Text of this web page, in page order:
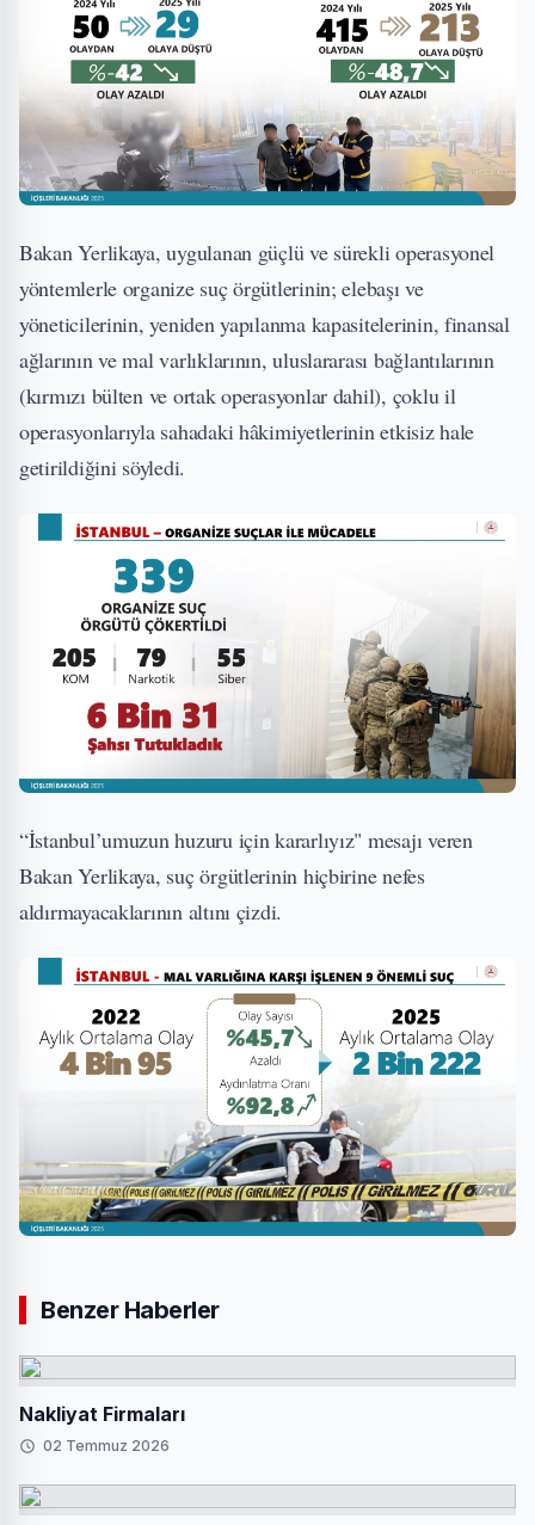
Bakan Yerlikaya, uygulanan güçlü ve sürekli operasyonel
yöntemlerle organize suç örgütlerinin; elebaşı ve
yöneticilerinin, yeniden yapılanma kapasitelerinin, finansal
ağlarının ve mal varlıklarının, uluslararası bağlantılarının
(kırmızı bülten ve ortak operasyonlar dahil), çoklu il
operasyonlarıyla sahadaki hâkimiyetlerinin etkisiz hale
getirildiğini söyledi.
“İstanbul’umuzun huzuru için kararlıyız" mesajı veren
Bakan Yerlikaya, suç örgütlerinin hiçbirine nefes
aldırmayacaklarının altını çizdi.
Benzer Haberler
Nakliyat Firmaları
02 Temmuz 2026